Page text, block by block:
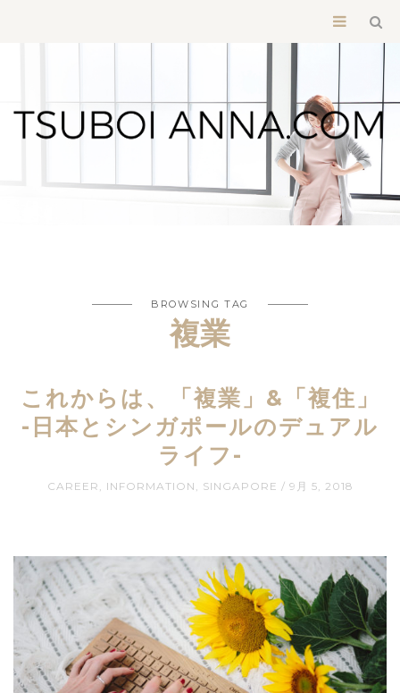
BROWSING TAG
複業
これからは、「複業」&「複住」
-日本とシンガポールのデュアル
ライフ-
CAREER INFORMATION SINGAPORE 9月 5, 2018